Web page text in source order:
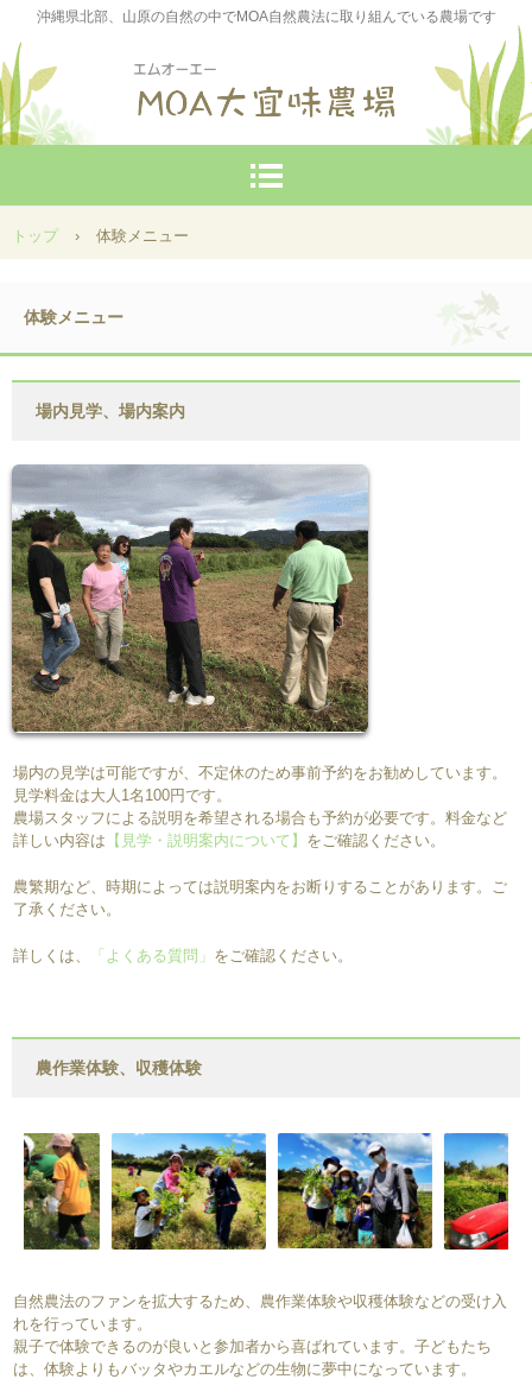
沖縄県北部、山原の自然の中でMOA自然農法に取り組んでいる農場です
トップ › 体験メニュー
体験メニュー
場内見学、場内案内
場内の見学は可能ですが、不定休のため事前予約をお勧めしています。
見学料金は大人1名100円です。
農場スタッフによる説明を希望される場合も予約が必要です。料金など
詳しい内容は 【見学・説明案内について】 をご確認ください。
農繁期など、時期によっては説明案内をお断りすることがあります。ご
了承ください。
詳しくは、 「よくある質問」 をご確認ください。
農作業体験、収穫体験
自然農法のファンを拡大するため、農作業体験や収穫体験などの受け入
れを行っています。
親子で体験できるのが良いと参加者から喜ばれています。子どもたち
は、体験よりもバッタやカエルなどの生物に夢中になっています。